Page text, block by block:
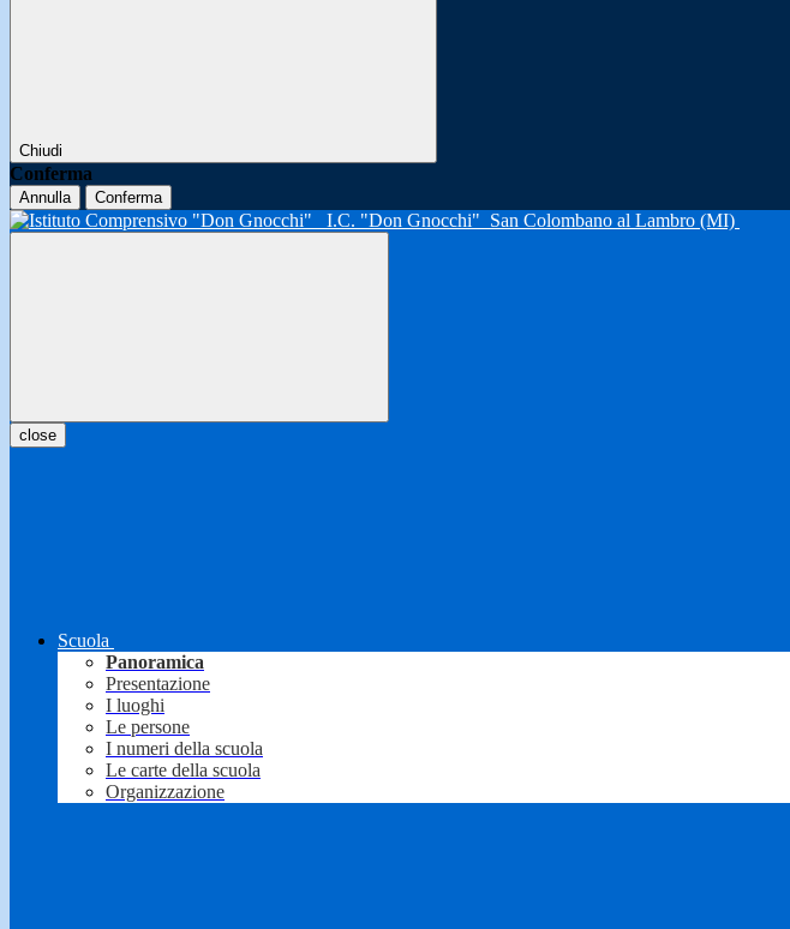
Chiudi
Conferma
Annulla Conferma
I.C. "Don Gnocchi" San Colombano al Lambro (MI)
close
Scuola
Panoramica
Presentazione
I luoghi
Le persone
I numeri della scuola
Le carte della scuola
Organizzazione